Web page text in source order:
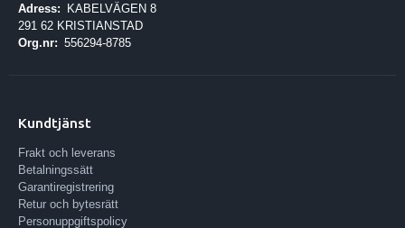
Adress:
KABELVÄGEN 8
291 62 KRISTIANSTAD
Org.nr: 556294-8785
Kundtjänst
Frakt och leverans
Betalningssätt
Garantiregistrering
Retur och bytesrätt
Personuppgiftspolicy